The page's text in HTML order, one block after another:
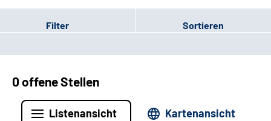
Filter Sortieren
0 offene Stellen
Listenansicht Kartenansicht